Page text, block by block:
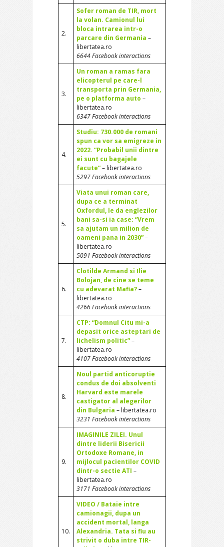
2.
Sofer roman de TIR, mort
la volan. Camionul lui
bloca intrarea intr-o
parcare din Germania –
libertatea.ro
6644 Facebook interactions
3.
Un roman a ramas fara
elicopterul pe care-l
transporta prin Germania,
pe o platforma auto –
libertatea.ro
6347 Facebook interactions
4.
Studiu: 730.000 de romani
spun ca vor sa emigreze in
2022. “Probabil unii dintre
ei sunt cu bagajele
facute”– libertatea.ro
5297 Facebook interactions
5.
Viata unui roman care,
dupa ce a terminat
Oxfordul, le da englezilor
bani sa-si ia case: “Vrem
sa ajutam un milion de
oameni pana in 2030”–
libertatea.ro
5091 Facebook interactions
6.
Clotilde Armand si Ilie
Bolojan, de cine se teme
cu adevarat Mafia?–
libertatea.ro
4266 Facebook interactions
7.
CTP: “Domnul Citu mi-a
depasit orice asteptari de
lichelism politic”–
libertatea.ro
4107 Facebook interactions
8.
Noul partid anticoruptie
condus de doi absolventi
Harvard este marele
castigator al alegerilor
din Bulgaria – libertatea.ro
3231 Facebook interactions
9.
IMAGINILE ZILEI. Unul
dintre liderii Bisericii
Ortodoxe Romane, in
mijlocul pacientilor COVID
dintr-o sectie ATI –
libertatea.ro
3171 Facebook interactions
10.
VIDEO / Bataie intre
camionagii, dupa un
accident mortal, langa
Alexandria. Tata si fiu au
strivit o duba intre TIR-